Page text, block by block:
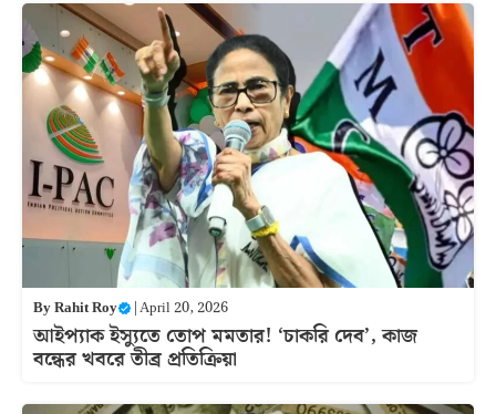
ByRahit Roy |April 20, 2026
আইপ্যাক ইস্যুতে তোপ মমতার! ‘চাকরি দেব’, কাজ
বন্ধের খবরে তীব্র প্রতিক্রিয়া